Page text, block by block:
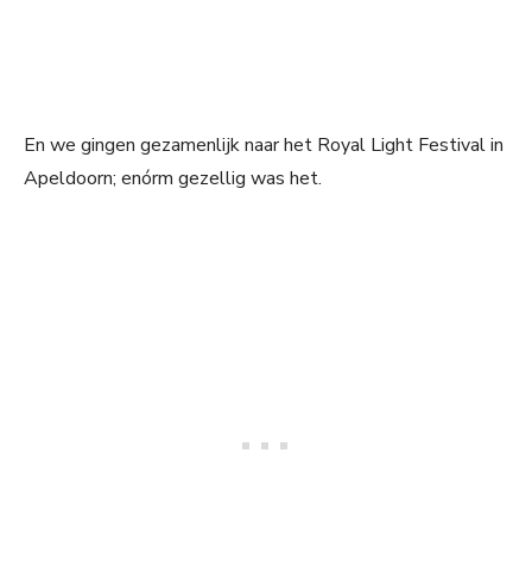
En we gingen gezamenlijk naar het Royal Light Festival in
Apeldoorn; enórm gezellig was het.